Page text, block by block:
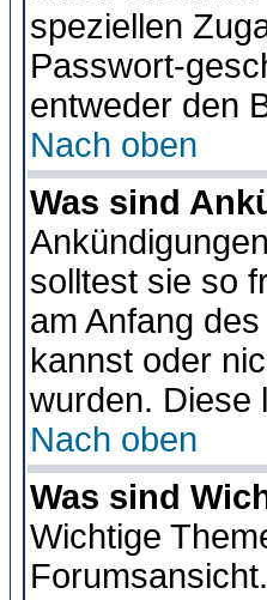
speziellen
Passwort-
entweder den
Nach oben
Was sind
solltest sie so
am Anfang
kannst oder
wurden. Diese
Nach oben
Was sind
Wichtige